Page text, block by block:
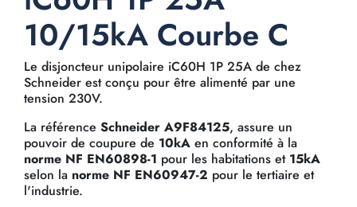
10/15kA Courbe C
Le disjoncteur unipolaire iC60H 1P 25A de chez
Schneider est conçu pour être alimenté par une
tension 230V.
La référence Schneider A9F84125, assure un
pouvoir de coupure de 10kA en conformité à la
norme NF EN60898-1 pour les habitations et 15kA
selon la norme NF EN60947-2 pour le tertiaire et
l'industrie.